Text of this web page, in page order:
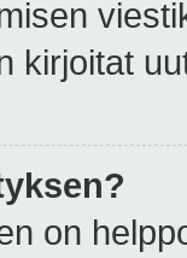
kirjoitat
on